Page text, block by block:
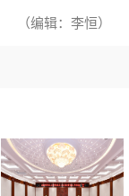
（编辑：李恒）